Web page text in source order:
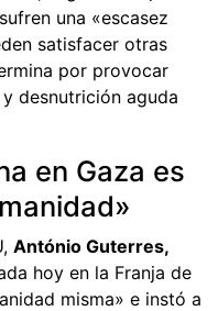
una «escasez
satisfacer otras
por provocar
desnutrición aguda
en Gaza es
António Guterres,
hoy en la Franja de
misma» e instó a